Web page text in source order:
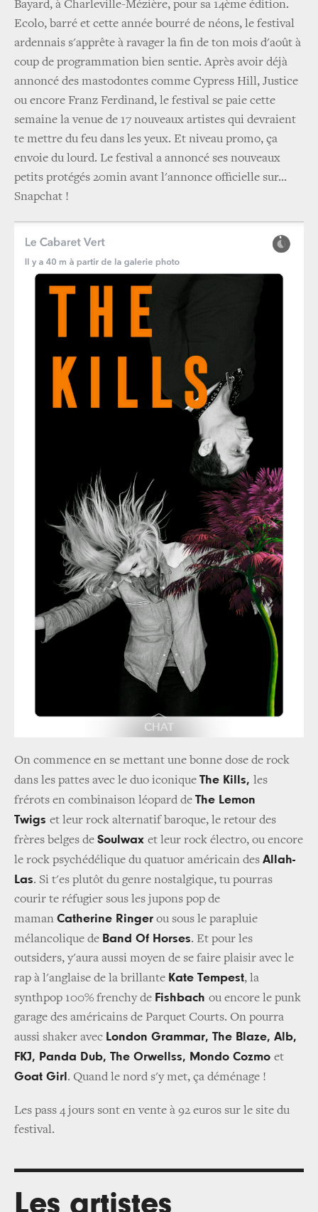
Bayard, à Charleville-Mézière, pour sa 14ème édition.
Ecolo, barré et cette année bourré de néons, le festival
ardennais s'apprête à ravager la fin de ton mois d'août à
coup de programmation bien sentie. Après avoir déjà
annoncé des mastodontes comme Cypress Hill, Justice
ou encore Franz Ferdinand, le festival se paie cette
semaine la venue de 17 nouveaux artistes qui devraient
te mettre du feu dans les yeux. Et niveau promo, ça
envoie du lourd. Le festival a annoncé ses nouveaux
petits protégés 20min avant l'annonce officielle sur...
Snapchat !
On commence en se mettant une bonne dose de rock
dans les pattes avec le duo iconique The Kills, les
frérots en combinaison léopard de The Lemon
Twigs et leur rock alternatif baroque, le retour des
frères belges de Soulwax et leur rock électro, ou encore
le rock psychédélique du quatuor américain des Allah-
Las. Si t'es plutôt du genre nostalgique, tu pourras
courir te réfugier sous les jupons pop de
maman Catherine Ringer ou sous le parapluie
mélancolique de Band Of Horses. Et pour les
outsiders, y'aura aussi moyen de se faire plaisir avec le
rap à l'anglaise de la brillante Kate Tempest, la
synthpop 100% frenchy de Fishbach ou encore le punk
garage des américains de Parquet Courts. On pourra
aussi shaker avec London Grammar, The Blaze, Alb,
FKJ, Panda Dub, The Orwellss, Mondo Cozmo et
Goat Girl . Quand le nord s'y met, ça déménage !
Les pass 4 jours sont en vente à 92 euros sur le site du
festival.
Les artistes